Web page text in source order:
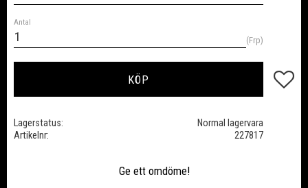
Antal
Frp
KÖP Lägg
Lagerstatus
Normal lagervara
Artikelnr
227817
Ge ett omdöme!